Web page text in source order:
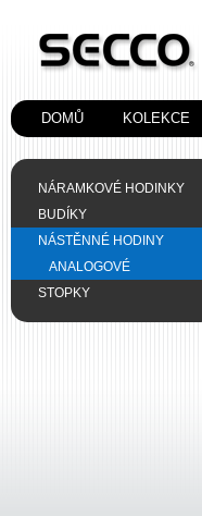
DOMŮ KOLEKCE
NÁRAMKOVÉ HODINKY
BUDÍKY
NÁSTĚNNÉ HODINY
ANALOGOVÉ
STOPKY